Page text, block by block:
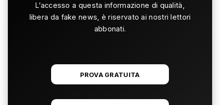
L’accesso a questa informazione di qualità,
libera da fake news, è riservato ai nostri lettori
abbonati.
PROVA GRATUITA